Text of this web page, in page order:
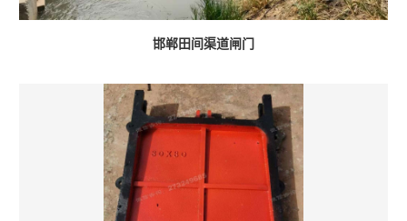
邯郸田间渠道闸门